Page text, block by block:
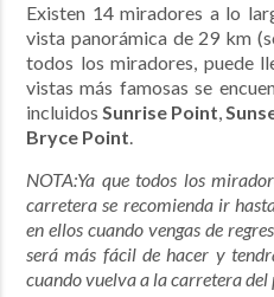
Existen 14 miradores a lo
vista panorámica de 29 km
todos los miradores, puede
vistas más famosas se
incluidosSunrise Point,
Bryce Point.
NOTA:Ya que todos los
carretera se recomienda ir
en ellos cuando vengas de
será más fácil de hacer y
cuando vuelva a la carretera del